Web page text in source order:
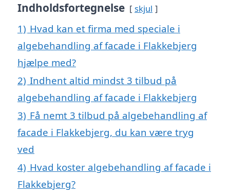
Indholdsfortegnelse skjul
1) Hvad kan et firma med speciale i
algebehandling af facade i Flakkebjerg
hjælpe med?
2) Indhent altid mindst 3 tilbud på
algebehandling af facade i Flakkebjerg
3) Få nemt 3 tilbud på algebehandling af
facade i Flakkebjerg, du kan være tryg
ved
4) Hvad koster algebehandling af facade i
Flakkebjerg?